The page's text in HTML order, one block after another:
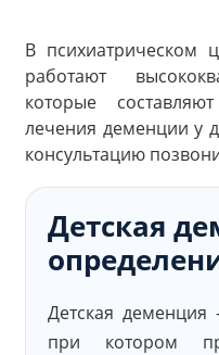
В психиатрическом
работают
которые
лечения деменции у
консультацию
Детская
Детская деменция
при котором